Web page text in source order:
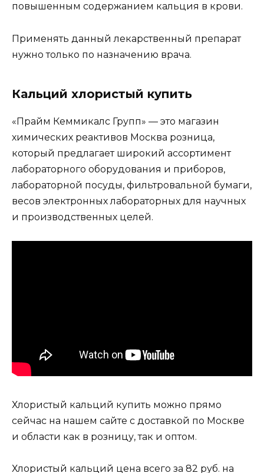
повышенным содержанием кальция в крови.
Применять данный лекарственный препарат
нужно только по назначению врача.
Кальций хлористый купить
«Прайм Кеммикалс Групп» — это магазин
химических реактивов Москва розница,
который предлагает широкий ассортимент
лабораторного оборудования и приборов,
лабораторной посуды, фильтровальной бумаги,
весов электронных лабораторных для научных
и производственных целей.
Хлористый кальций купить можно прямо
сейчас на нашем сайте с доставкой по Москве
и области как в розницу, так и оптом.
Хлористый кальций цена всего за 82 руб. на